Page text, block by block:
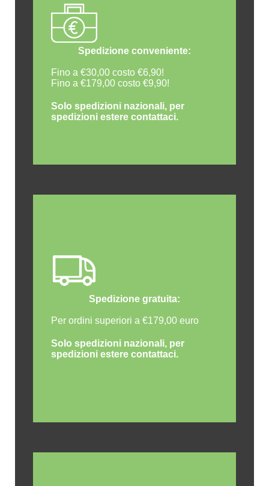
Spedizione conveniente:
Fino a €30,00 costo €6,90!
Fino a €179,00 costo €9,90!
Solo spedizioni nazionali, per
spedizioni estere contattaci.
Spedizione gratuita:
Per ordini superiori a €179,00 euro
Solo spedizioni nazionali, per
spedizioni estere contattaci.